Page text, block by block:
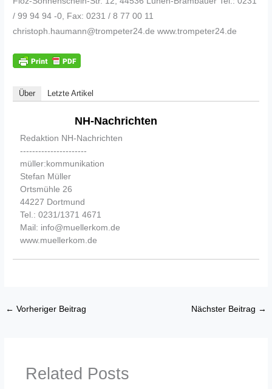
/ 99 94 94 -0, Fax: 0231 / 8 77 00 11
christoph.haumann@trompeter24.de www.trompeter24.de
Über Letzte Artikel
NH-Nachrichten
Redaktion NH-Nachrichten
----------------------
müller:kommunikation
Stefan Müller
Ortsmühle 26
44227 Dortmund
Tel.: 0231/1371 4671
Mail: info@muellerkom.de
www.muellerkom.de
← Vorheriger Beitrag Nächster Beitrag →
Related Posts